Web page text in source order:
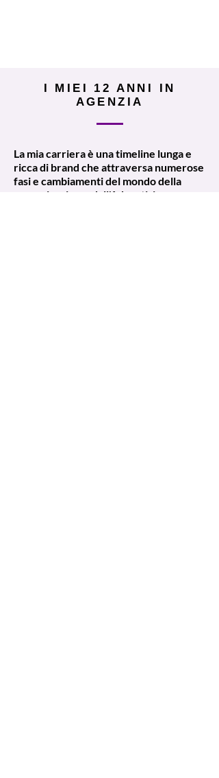
I MIEI 12 ANNI IN
AGENZIA
La mia carriera è una timeline lunga e
ricca di brand che attraversa numerose
fasi e cambiamenti del mondo della
comunicazione: dall'Advertising